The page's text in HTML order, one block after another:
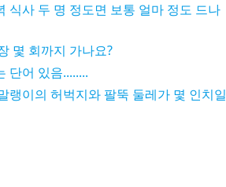
식사 두 명 정도면 보통 얼마 정도 드나
몇 회까지 가나요?
단어 있음........
랭이의 허벅지와 팔뚝 둘레가 몇 인치일